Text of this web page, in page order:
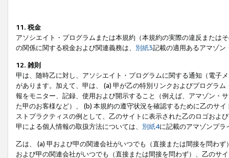
11. 税金
アソシエイト・プログラムまたは本規約（本規約の実際の違反または
の関係に関する税金および関連義務は、 別紙3記載の適用あるアマゾン
12. 雑則
甲は、随時乙に対し、アソシエイト・プログラムに関する通知（電子
があります。加えて、甲は、 (a) 甲が乙の特別リンクおよびプログラ
報をモニター、記録、使用および開示すること（例えば、アマゾン・
た甲のお客様など）、 (b) 本規約の遵守状況を確認するために乙のサ
ストプラクティスの例として、乙のサイトに表示された乙のロゴおよ
甲による個人情報の取扱方法については、 別紙4に記載のアマゾンプ
乙は、 (a) 甲および甲の関連会社がいつでも（直接または間接を問わ
および甲の関連会社がいつでも（直接または間接を問わず）、乙のサ